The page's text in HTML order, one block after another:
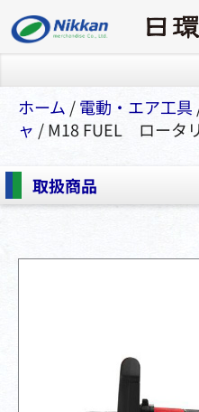
ホーム /電動・エア⼯具
ャ / M18 FUEL ロータ
取扱商品